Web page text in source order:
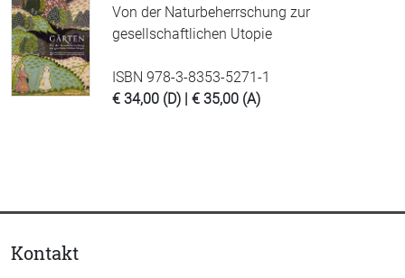
Von der Naturbeherrschung zur
gesellschaftlichen Utopie
ISBN 978-3-8353-5271-1
€ 34,00 (D) | € 35,00 (A)
Kontakt